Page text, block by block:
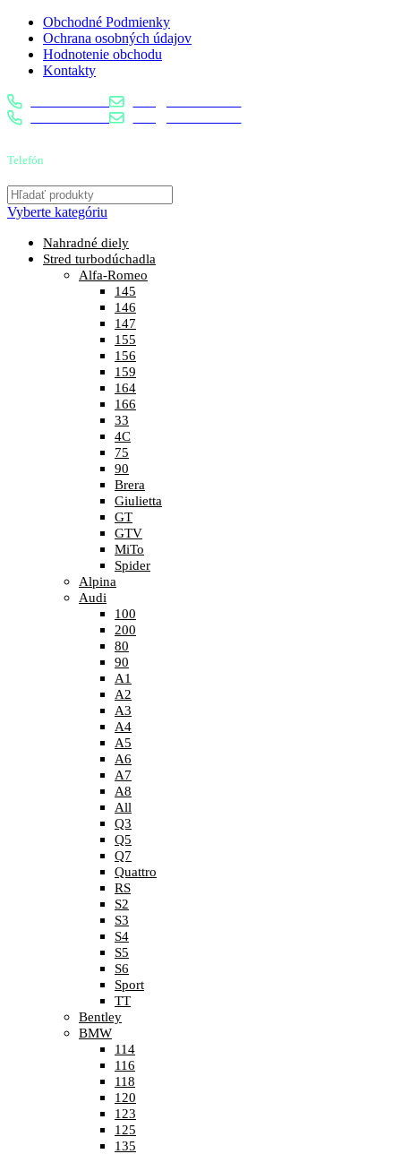
Obchodné Podmienky
Ochrana osobných údajov
Hodnotenie obchodu
Kontakty
0904 400 399
0904 400 399
Telefón
Vyberte kategóriu
Nahradné diely
Stred turbodúchadla
Alfa-Romeo
145
146
147
155
156
159
164
166
33
4C
75
90
Brera
Giulietta
GT
GTV
MiTo
Spider
Alpina
Audi
100
200
80
90
A1
A2
A3
A4
A5
A6
A7
A8
All
Q3
Q5
Q7
Quattro
RS
S2
S3
S4
S5
S6
Sport
TT
Bentley
BMW
114
116
118
120
123
125
135